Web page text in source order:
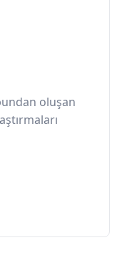
oluşan